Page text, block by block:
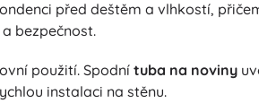
před deštěm a vlhkostí,
bezpečnost.
použití. Spodnítuba na noviny
instalaci na stěnu.